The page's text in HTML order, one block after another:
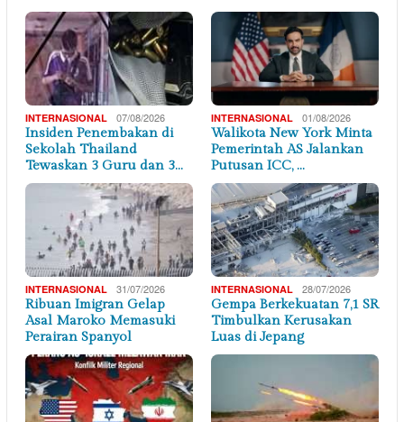
INTERNASIONAL 07/08/2026
Insiden Penembakan di
Sekolah Thailand
Tewaskan 3 Guru dan 3…
INTERNASIONAL 01/08/2026
Walikota New York Minta
Pemerintah AS Jalankan
Putusan ICC, …
INTERNASIONAL 31/07/2026
Ribuan Imigran Gelap
Asal Maroko Memasuki
Perairan Spanyol
INTERNASIONAL 28/07/2026
Gempa Berkekuatan 7,1 SR
Timbulkan Kerusakan
Luas di Jepang